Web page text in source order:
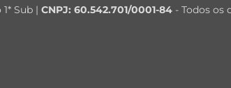
Sub | CNPJ: 60.542.701/0001-84- Todos os